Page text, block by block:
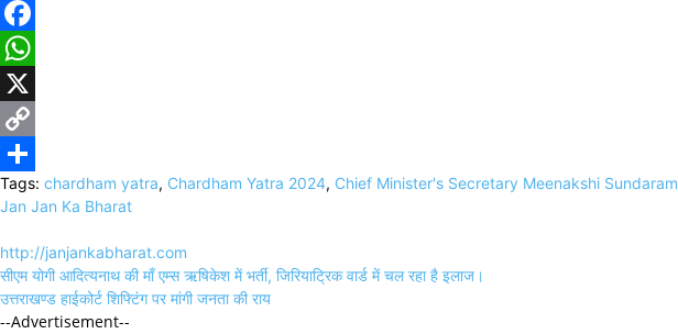
Facebook
WhatsApp
X
Copy
Link
Share
Tags: chardham yatra, Chardham Yatra 2024, Chief Minister's Secretary Meenakshi Sundaram
Jan Jan Ka Bharat
http://janjankabharat.com
Post
navigation
सीएम योगी आदित्यनाथ की माँ एम्स ऋषिकेश में भर्ती, जिरियाट्रिक वार्ड में चल रहा है इलाज।
उत्तराखण्ड हाईकोर्ट शिफ्टिंग पर मांगी जनता की राय
--Advertisement--